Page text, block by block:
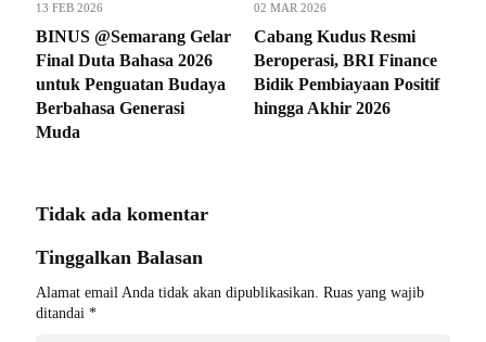
13 FEB 2026
BINUS @Semarang Gelar
Final Duta Bahasa 2026
untuk Penguatan Budaya
Berbahasa Generasi
Muda
02 MAR 2026
Cabang Kudus Resmi
Beroperasi, BRI Finance
Bidik Pembiayaan Positif
hingga Akhir 2026
Tidak ada komentar
Tinggalkan Balasan
Alamat email Anda tidak akan dipublikasikan. Ruas yang wajib
ditandai *